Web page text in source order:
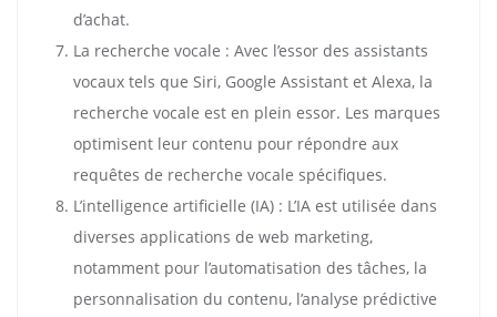
d’achat.
La recherche vocale : Avec l’essor des assistants
vocaux tels que Siri, Google Assistant et Alexa, la
recherche vocale est en plein essor. Les marques
optimisent leur contenu pour répondre aux
requêtes de recherche vocale spécifiques.
L’intelligence artificielle (IA) : L’IA est utilisée dans
diverses applications de web marketing,
notamment pour l’automatisation des tâches, la
personnalisation du contenu, l’analyse prédictive